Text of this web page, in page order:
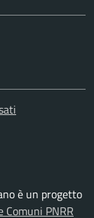
è un progetto
Comuni PNRR